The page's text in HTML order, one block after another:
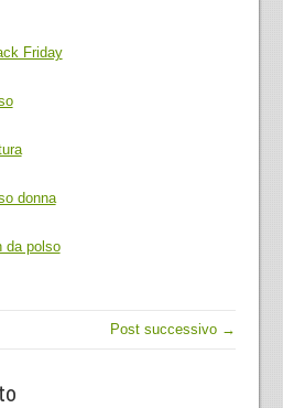
Friday
donna
da polso
Post successivo →